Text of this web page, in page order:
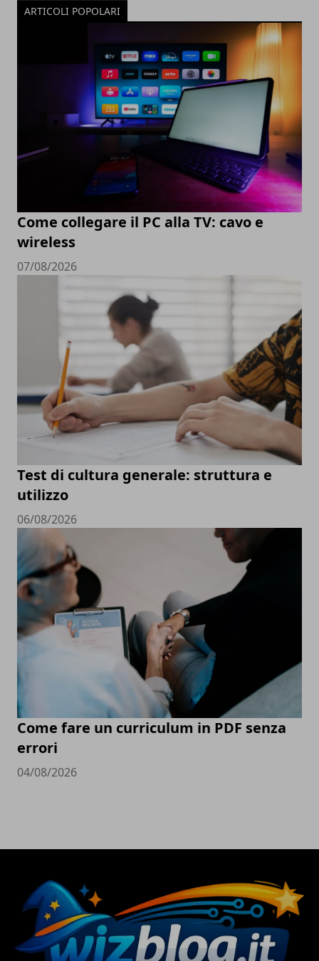
ARTICOLI POPOLARI
Come collegare il PC alla TV: cavo e
wireless
07/08/2026
Test di cultura generale: struttura e
utilizzo
06/08/2026
Come fare un curriculum in PDF senza
errori
04/08/2026